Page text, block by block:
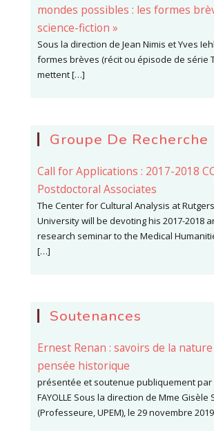
mondes possibles : les formes
science-fiction »
Sous la direction de Jean Nimis et Yves
formes brèves (récit ou épisode de série
mettent […]
Groupe De Recherche
Call for Applications : 2017-2018
Postdoctoral Associates
The Center for Cultural Analysis at Rutgers
University will be devoting his 2017-2018
research seminar to the Medical
[…]
Soutenances
Ernest Renan : savoirs de la
pensée historique
présentée et soutenue publiquement par
FAYOLLE Sous la direction de Mme Gisèle
(Professeure, UPEM), le 29 novembre